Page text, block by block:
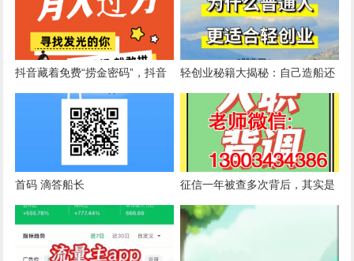
抖音藏着免费“捞金密码”，抖音
黑科技云端商城让普通人也能逆
轻创业秘籍大揭秘：自己造船还
是借船出海？抖音黑科技云端商
城or虚拟资源分站or省赚权益商
城可以选择吗？
首码 滴答船长
征信一年被查多次背后，其实是
四层岗位风控逻辑